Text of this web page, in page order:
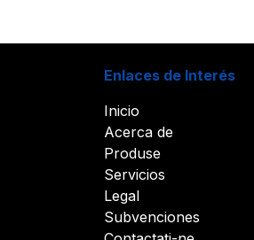
Enlaces de Interés
Inicio
Acerca de
Produse
Servicios
Legal
Subvenciones